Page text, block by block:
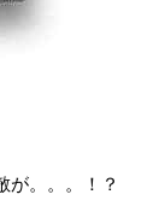
が。。。！？